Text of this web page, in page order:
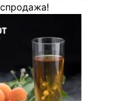
₽.
цена: